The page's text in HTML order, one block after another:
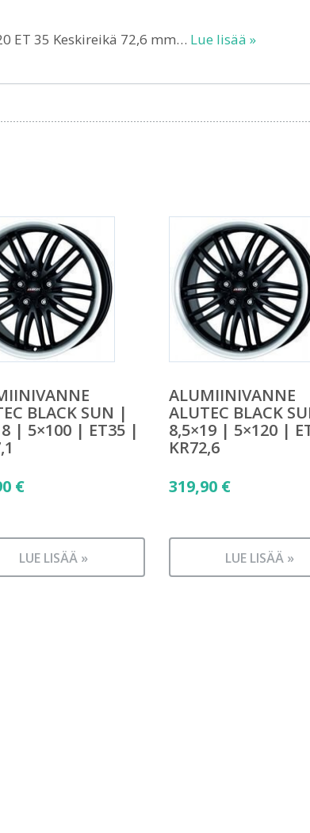
ET 35 Keskireikä 72,6 mm… Lue lisää »
BLACK SUN |
| 5×100 | ET35 |
€
LUE LISÄÄ »
ALUMIINIVANNE
ALUTEC BLACK
8,5×19 | 5×120 |
KR72,6
319,90 €
LUE LISÄÄ »